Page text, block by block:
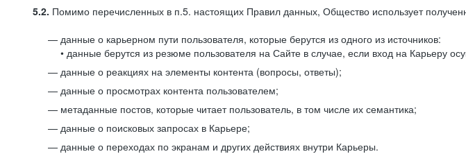
5.2. Помимо перечисленных в п.5. настоящих Правил данных, Общество использует
данные о карьерном пути пользователя, которые берутся из одного из источников:
• данные берутся из резюме пользователя на Сайте в случае, если вход на Карьеру
данные о реакциях на элементы контента (вопросы, ответы);
данные о просмотрах контента пользователем;
метаданные постов, которые читает пользователь, в том числе их семантика;
данные о поисковых запросах в Карьере;
данные о переходах по экранам и других действиях внутри Карьеры.